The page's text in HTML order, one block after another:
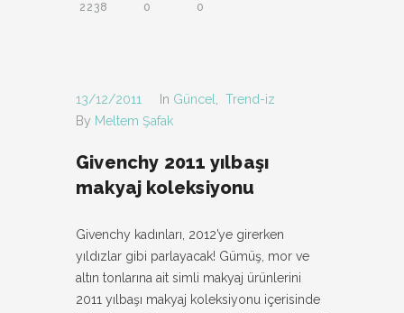
2238 0 0
13/12/2011 In Güncel
Trend-iz
By Meltem Şafak
Givenchy 2011 yılbaşı
makyaj koleksiyonu
Givenchy kadınları, 2012’ye girerken
yıldızlar gibi parlayacak! Gümüş, mor ve
altın tonlarına ait simli makyaj ürünlerini
2011 yılbaşı makyaj koleksiyonu içerisinde